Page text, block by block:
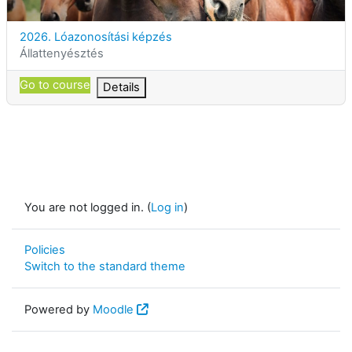
Course name
2026. Lóazonosítási képzés
Course category
Állattenyésztés
Go to course Details
You are not logged in. (Log in)
Policies
Switch to the standard theme
Powered by Moodle